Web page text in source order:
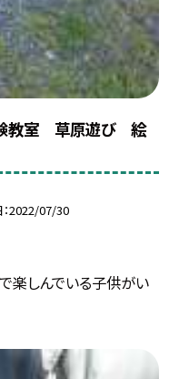
験教室 草原遊び 絵
2022/07/30
楽しんでいる子供がい